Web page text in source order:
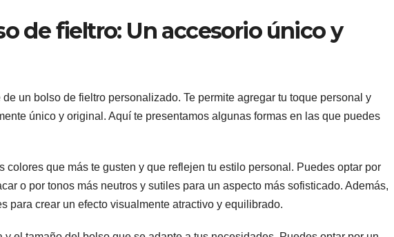
de fieltro: Un accesorio único y
un bolso de fieltro personalizado. Te permite agregar tu toque personal y
único y original. Aquí te presentamos algunas formas en las que puedes
colores que más te gusten y que reflejen tu estilo personal. Puedes optar por
o por tonos más neutros y sutiles para un aspecto más sofisticado. Además,
para crear un efecto visualmente atractivo y equilibrado.